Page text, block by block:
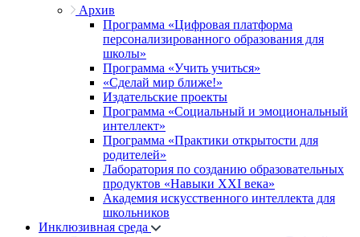
Архив
Программа «Цифровая платформа
персонализированного образования для
школы»
Программа «Учить учиться»
«Сделай мир ближе!»
Издательские проекты
Программа «Социальный и эмоциональный
интеллект»
Программа «Практики открытости для
родителей»
Лаборатория по созданию образовательных
продуктов «Навыки XXI века»
Академия искусственного интеллекта для
школьников
Инклюзивная среда